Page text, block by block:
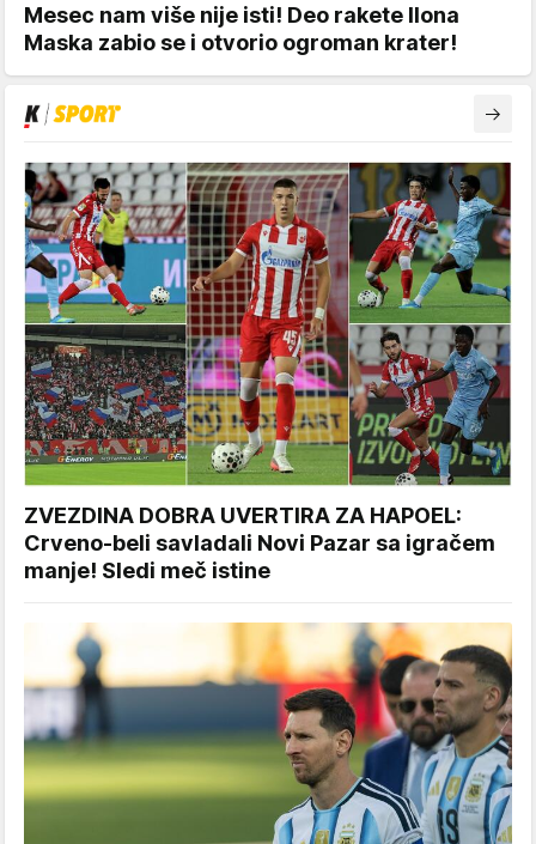
Mesec nam više nije isti! Deo rakete Ilona
Maska zabio se i otvorio ogroman krater!
ZVEZDINA DOBRA UVERTIRA ZA HAPOEL:
Crveno-beli savladali Novi Pazar sa igračem
manje! Sledi meč istine